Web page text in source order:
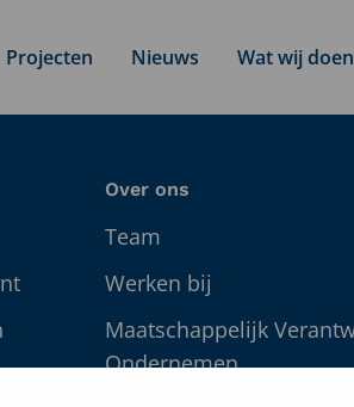
Projecten Nieuws Wat wij doen
Over ons
Team
Werken bij
Maatschappelijk
Ondernemen